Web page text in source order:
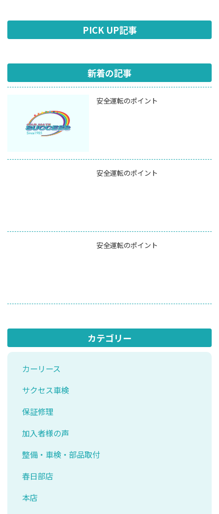
PICK UP記事
新着の記事
安全運転のポイント
安全運転のポイント
安全運転のポイント
カテゴリー
カーリース
サクセス車検
保証修理
加入者様の声
整備・車検・部品取付
春日部店
本店